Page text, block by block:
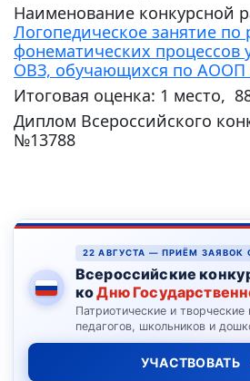
Наименование конкурсной
Логопедическое занятие по
фонематических процессов
ОВЗ, обучающихся по АООП
Итоговая оценка: 1 место,
Диплом Всероссийского
№13788
22 АВГУСТА — ПРИЁМ ЗАЯВОК
Всероссийские
коДню
Патриотические и творческие
педагогов, школьников и
УЧАСТВОВАТЬ